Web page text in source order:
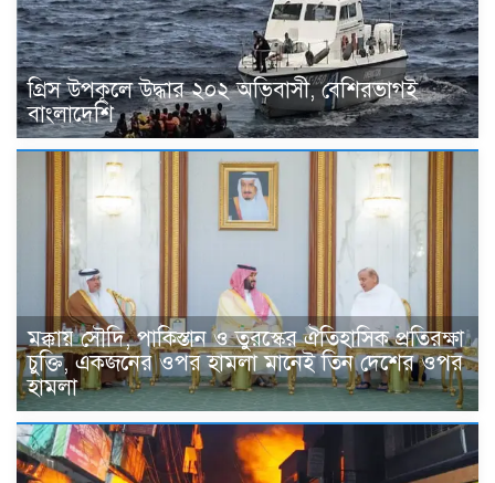
গ্রিস উপকূলে উদ্ধার ২০২ অভিবাসী, বেশিরভাগই
বাংলাদেশি
মক্কায় সৌদি, পাকিস্তান ও তুরস্কের ঐতিহাসিক প্রতিরক্ষা
চুক্তি, একজনের ওপর হামলা মানেই তিন দেশের ওপর
হামলা